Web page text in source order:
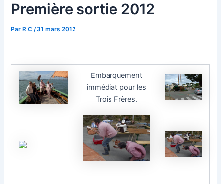
Première sortie 2012
Par R C/31 mars 2012
Embarquement
immédiat pour les
Trois Frères.